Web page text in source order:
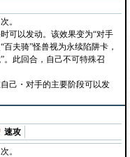
。
可以发动。该效果变为“对手
夫骑”怪兽视为永续陷阱卡，
。此回合，自己不可特殊召
己・对手的主要阶段可以发
速攻
。